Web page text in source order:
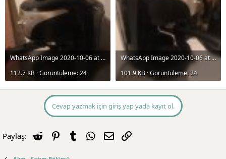
WhatsApp Image 2020-10-06 at 03.21.11 (1).jpeg
112.7 KB · Görüntüleme: 24
WhatsApp Image 2020-10-06 at 03.21.11.jpeg
101.9 KB · Görüntüleme: 24
Cevap yazmak için giriş yap yada kayıt ol.
Paylaş: Reddit PinterestTumblrWhatsApp
E-posta